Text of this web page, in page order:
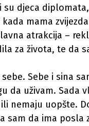
su djeca
mama
atrakcija –
za života, te da
Sebe i sina
da uživam. Sada
nemaju uopšte.
sam da ima posla